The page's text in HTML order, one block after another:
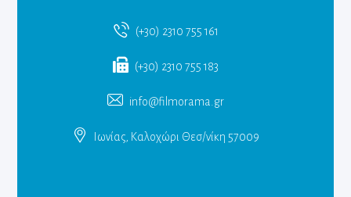
(+30) 2310 755 161
(+30) 2310 755 183
info@filmorama.gr
Ιωνίας, Καλοχώρι Θεσ/νίκη 57009